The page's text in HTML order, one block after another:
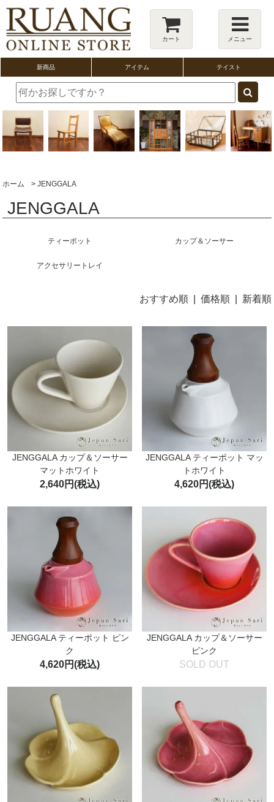
カート メニュー
新商品 アイテム テイスト
ホーム > JENGGALA
JENGGALA
ティーポット カップ＆ソーサー
アクセサリートレイ
おすすめ順 価格順 | 新着順
JENGGALA カップ＆ソーサー
マットホワイト
2,640円(税込)
JENGGALA ティーポット マッ
トホワイト
4,620円(税込)
JENGGALA ティーポット ピン
ク
4,620円(税込)
JENGGALA カップ＆ソーサー
ピンク
SOLD OUT